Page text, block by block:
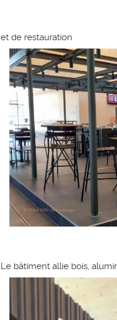
et de restauration
Le bâtiment allie bois,